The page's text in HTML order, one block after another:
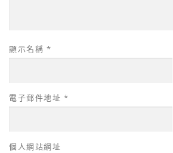
顯示名稱 *
電子郵件地址 *
個人網站網址